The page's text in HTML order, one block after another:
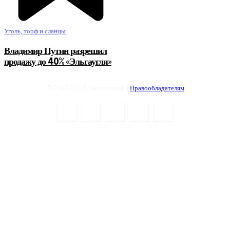
Уголь, торф и сланцы
Владимир Путин разрешил
продажу до 40% «Эльгаугля»
Правообладателям